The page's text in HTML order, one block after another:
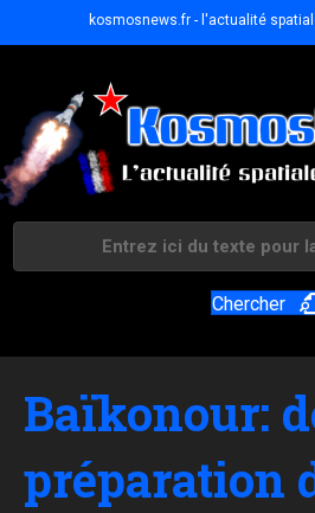
kosmosnews.fr - l'actualité
Chercher
Baïkonour:
préparation